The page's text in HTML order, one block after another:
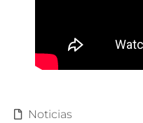
Noticias